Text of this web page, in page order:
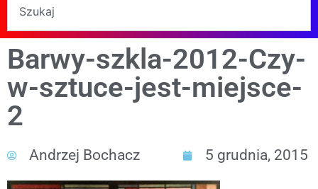
Barwy-szkla-2012-Czy-
w-sztuce-jest-miejsce-
2
Andrzej Bochacz 5 grudnia, 2015